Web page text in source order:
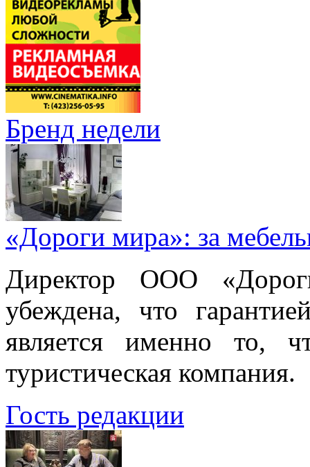
Бренд недели
«Дороги мира»: за
Директор ООО
убеждена, что
является именно то,
туристическая компания.
Гость редакции